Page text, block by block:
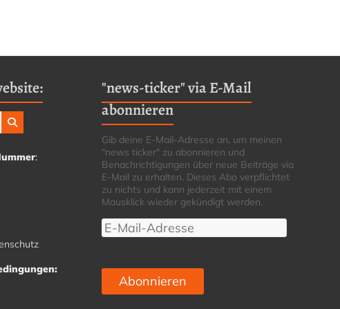
:
"news-ticker" via E-Mail
abonnieren
Gib deine E-Mail-Adresse an, um meinen
"news ticker" zu abonnieren und
Benachrichtigungen über neue Beiträge via
E-Mail zu erhalten. Dieses Abo verpflichtet
zu nichts und kann jederzeit mit einem
Mausklick wieder gekündigt werden.
E-
Mail-
Abonnieren